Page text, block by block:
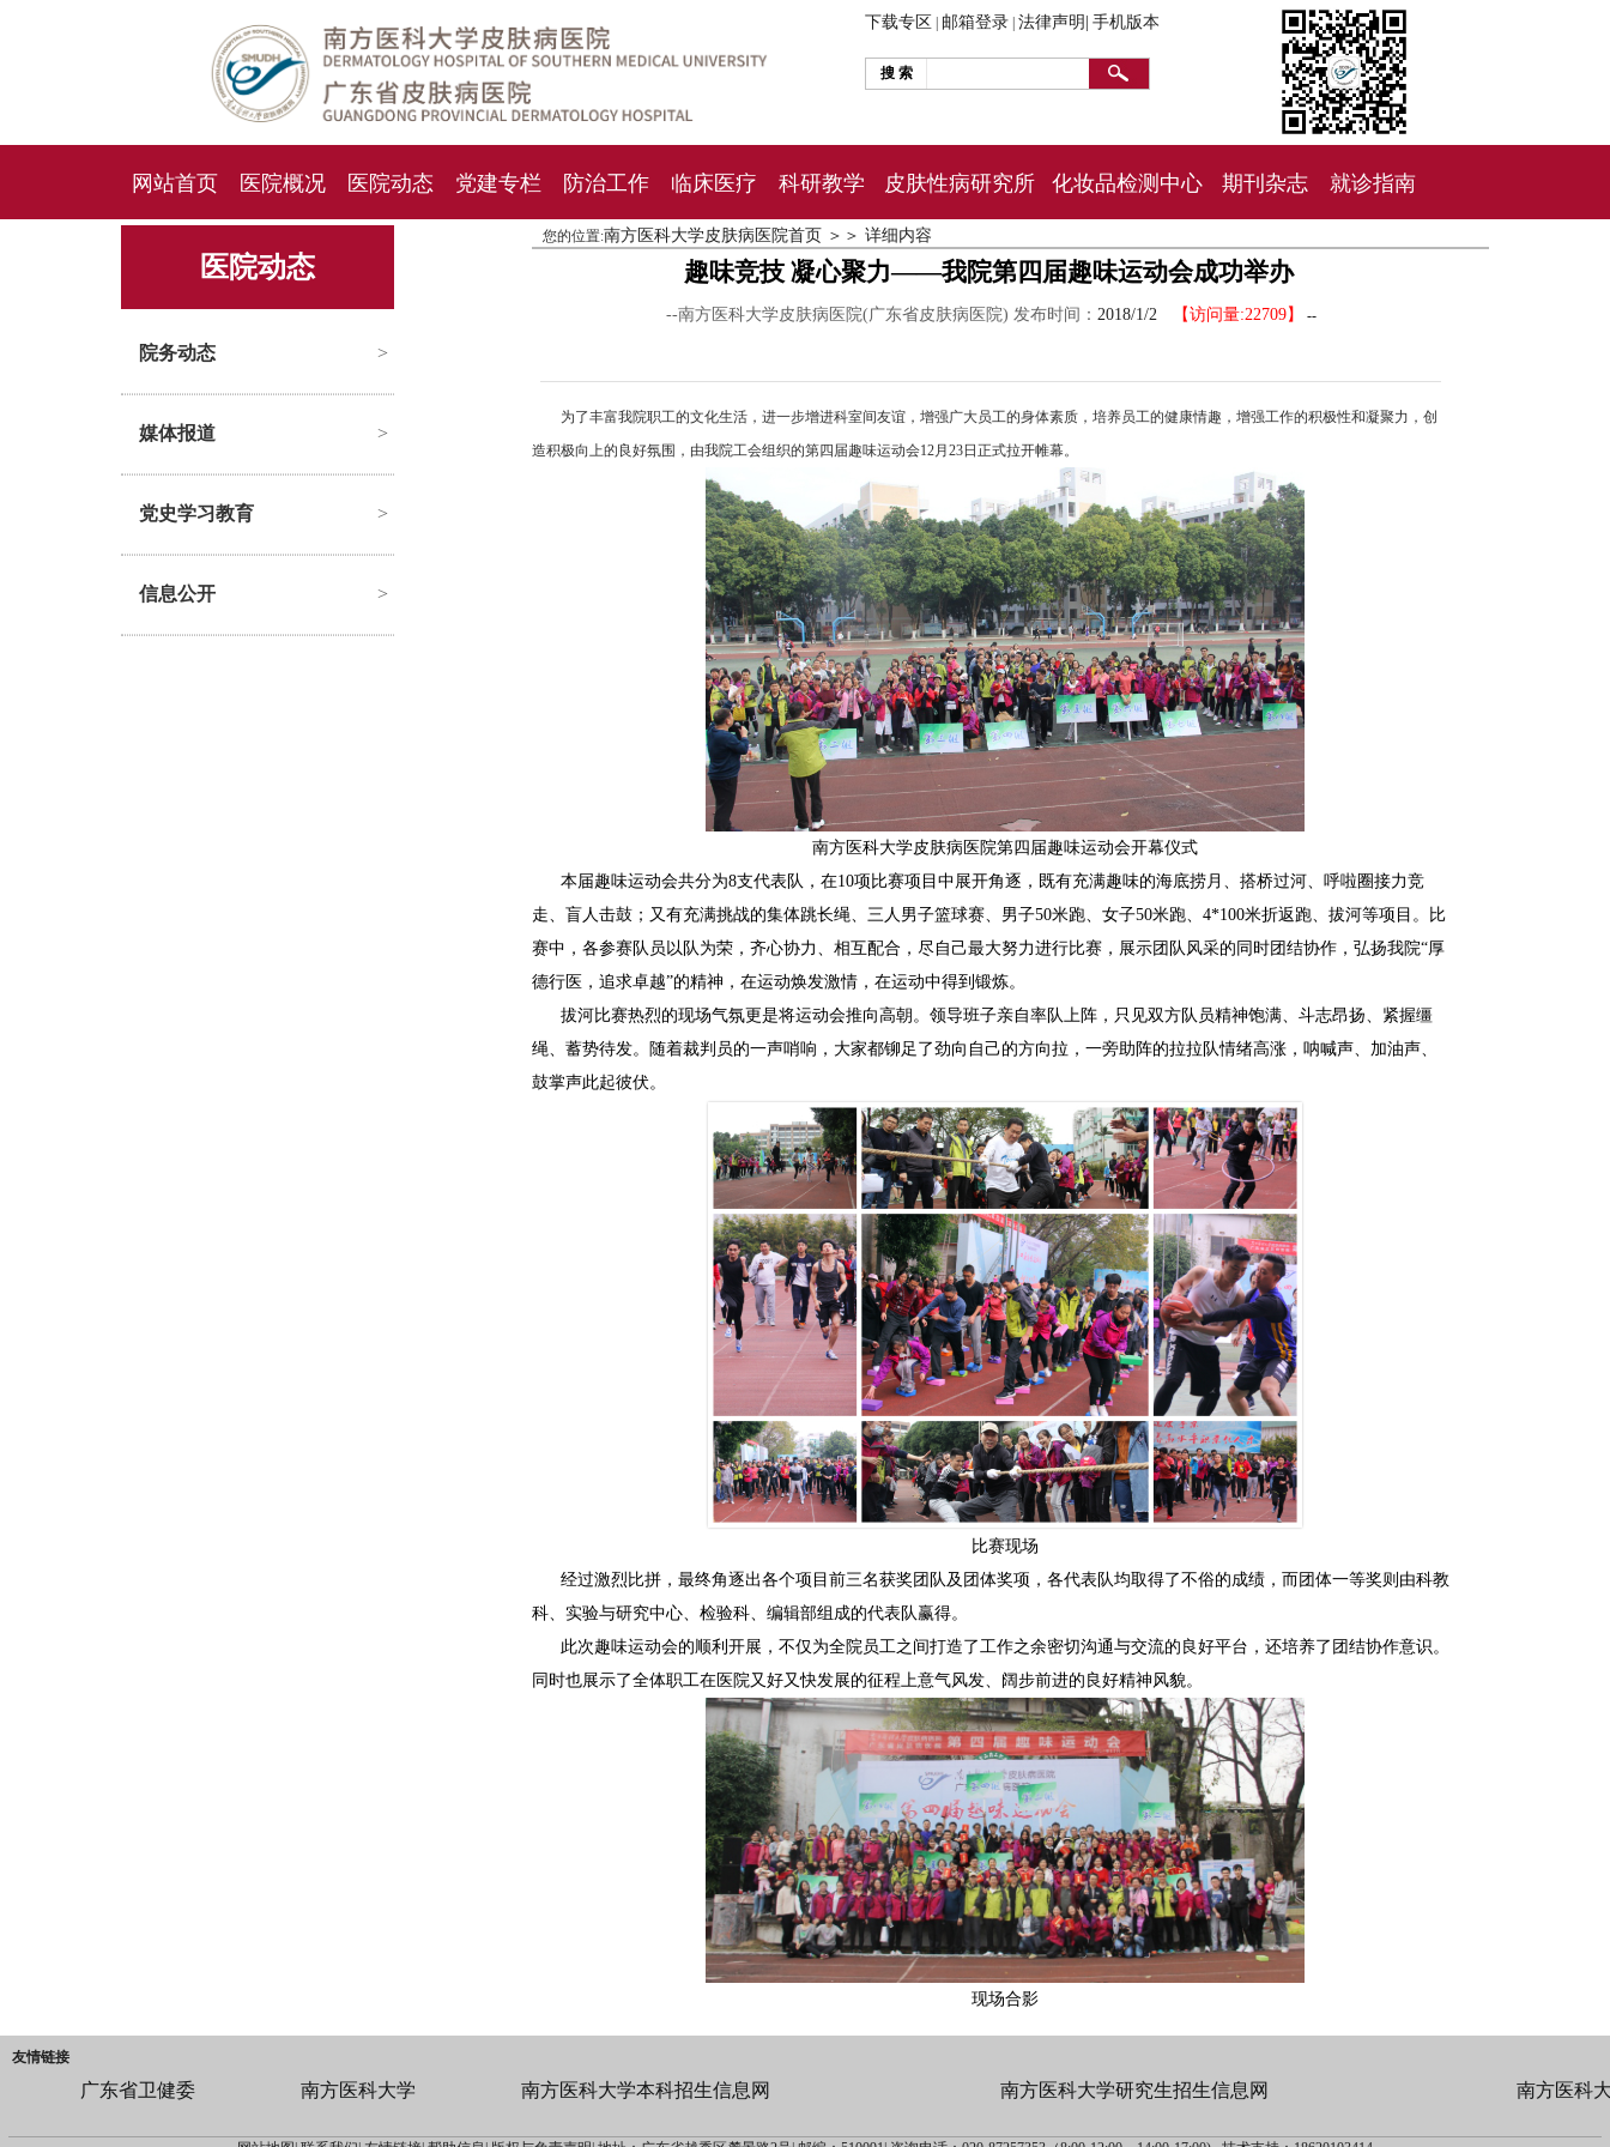
下载专区 邮箱登录 法律声明| 手机版本
搜 索
网站首页 医院概况 医院动态 党建专栏 防治工作 临床医疗 科研教学 皮肤性病研究所 化妆品检测中心 期刊杂志 就诊指南
人才招聘 招标采购
医院动态
院务动态 >
媒体报道 >
党史学习教育 >
信息公开 >
您的位置:南方医科大学皮肤病医院首页 ＞＞ 详细内容
趣味竞技 凝心聚力——我院第四届趣味运动会成功举办
--南方医科大学皮肤病医院(广东省皮肤病医院) 发布时间： 2018/1/2 【访问量:22709】 --
为了丰富我院职工的文化生活，进一步增进科室间友谊，增强广大员工的身体素质，培养员工的健康情趣，增强工作的积极性和凝聚力，创
造积极向上的良好氛围，由我院工会组织的第四届趣味运动会12月23日正式拉开帷幕。
南方医科大学皮肤病医院第四届趣味运动会开幕仪式
本届趣味运动会共分为8支代表队，在10项比赛项目中展开角逐，既有充满趣味的海底捞月、搭桥过河、呼啦圈接力竞
走、盲人击鼓；又有充满挑战的集体跳长绳、三人男子篮球赛、男子50米跑、女子50米跑、4*100米折返跑、拔河等项目。比
赛中，各参赛队员以队为荣，齐心协力、相互配合，尽自己最大努力进行比赛，展示团队风采的同时团结协作，弘扬我院“厚
德行医，追求卓越”的精神，在运动焕发激情，在运动中得到锻炼。
拔河比赛热烈的现场气氛更是将运动会推向高朝。领导班子亲自率队上阵，只见双方队员精神饱满、斗志昂扬、紧握缰
绳、蓄势待发。随着裁判员的一声哨响，大家都铆足了劲向自己的方向拉，一旁助阵的拉拉队情绪高涨，呐喊声、加油声、
鼓掌声此起彼伏。
比赛现场
经过激烈比拼，最终角逐出各个项目前三名获奖团队及团体奖项，各代表队均取得了不俗的成绩，而团体一等奖则由科教
科、实验与研究中心、检验科、编辑部组成的代表队赢得。
此次趣味运动会的顺利开展，不仅为全院员工之间打造了工作之余密切沟通与交流的良好平台，还培养了团结协作意识。
同时也展示了全体职工在医院又好又快发展的征程上意气风发、阔步前进的良好精神风貌。
现场合影
友情链接
广东省卫健委 南方医科大学 南方医科大学本科招生信息网 南方医科大学研究生招生信息网 南方医科